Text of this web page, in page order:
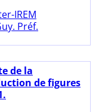
IREM
Préf.
de la
de figures